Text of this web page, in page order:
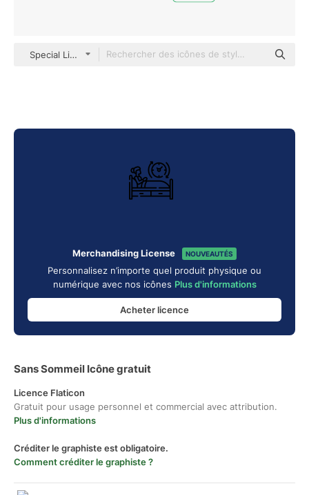
Special Lineal
Merchandising License NOUVEAUTÉS
Personnalisez n’importe quel produit physique ou
numérique avec nos icônes Plus d'informations
Acheter licence
Sans Sommeil Icône gratuit
Licence Flaticon
Gratuit pour usage personnel et commercial avec attribution.
Plus d'informations
Créditer le graphiste est obligatoire.
Comment créditer le graphiste ?